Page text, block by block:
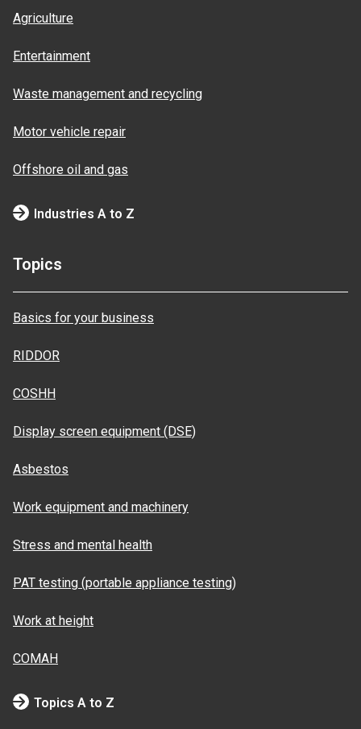
Agriculture
Entertainment
Waste management and recycling
Motor vehicle repair
Offshore oil and gas
Industries A to Z
Topics
Basics for your business
RIDDOR
COSHH
Display screen equipment (DSE)
Asbestos
Work equipment and machinery
Stress and mental health
PAT testing (portable appliance testing)
Work at height
COMAH
Topics A to Z